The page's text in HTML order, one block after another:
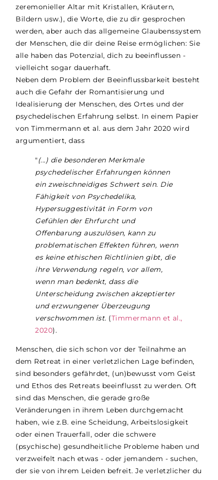
zeremonieller Altar mit Kristallen, Kräutern,
Bildern usw.), die Worte, die zu dir gesprochen
werden, aber auch das allgemeine Glaubenssystem
der Menschen, die dir deine Reise ermöglichen: Sie
alle haben das Potenzial, dich zu beeinflussen -
vielleicht sogar dauerhaft.
Neben dem Problem der Beeinflussbarkeit besteht
auch die Gefahr der Romantisierung und
Idealisierung der Menschen, des Ortes und der
psychedelischen Erfahrung selbst. In einem Papier
von Timmermann et al. aus dem Jahr 2020 wird
argumentiert, dass
"(...) die besonderen Merkmale
psychedelischer Erfahrungen können
ein zweischneidiges Schwert sein. Die
Fähigkeit von Psychedelika,
Hypersuggestivität in Form von
Gefühlen der Ehrfurcht und
Offenbarung auszulösen, kann zu
problematischen Effekten führen, wenn
es keine ethischen Richtlinien gibt, die
ihre Verwendung regeln, vor allem,
wenn man bedenkt, dass die
Unterscheidung zwischen akzeptierter
und erzwungener Überzeugung
verschwommen ist. (Timmermann et al.,
2020).
Menschen, die sich schon vor der Teilnahme an
dem Retreat in einer verletzlichen Lage befinden,
sind besonders gefährdet, (un)bewusst vom Geist
und Ethos des Retreats beeinflusst zu werden. Oft
sind das Menschen, die gerade große
Veränderungen in ihrem Leben durchgemacht
haben, wie z.B. eine Scheidung, Arbeitslosigkeit
oder einen Trauerfall, oder die schwere
(psychische) gesundheitliche Probleme haben und
verzweifelt nach etwas - oder jemandem - suchen,
der sie von ihrem Leiden befreit. Je verletzlicher du